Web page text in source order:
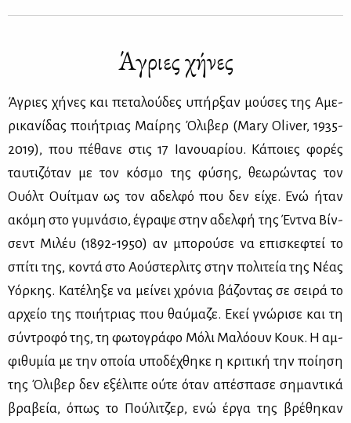
Άγριες χή­νες
Άγριες χή­νες και πε­τα­λού­δες υπήρ­ξαν μού­σες της Αμε­
ρι­κα­νί­δας ποι­ή­τριας Μαί­ρης Όλι­βερ (Mary Oliver, 1935-
2019), που πέ­θα­νε στις 17 Ια­νουα­ρί­ου. Κά­ποιες φο­ρές
ταυ­τι­ζό­ταν με τον κό­σμο της φύ­σης, θε­ω­ρώ­ντας τον
Ουόλτ Ουί­τμαν ως τον αδελ­φό που δεν εί­χε. Ενώ ήταν
ακό­μη στο γυ­μνά­σιο, έγρα­ψε στην αδελ­φή της Έντ­να Βίν­
σεντ Μι­λέυ (1892-1950) αν μπο­ρού­σε να επι­σκε­φτεί το
σπί­τι της, κο­ντά στο Αού­στερ­λιτς στην πο­λι­τεία της Νέ­ας
Υόρ­κης. Κα­τέ­λη­ξε να μεί­νει χρό­νια βά­ζο­ντας σε σει­ρά το
αρ­χείο της ποι­ή­τριας που θαύ­μα­ζε. Εκεί γνώ­ρι­σε και τη
σύ­ντρο­φό της, τη φω­το­γρά­φο Μό­λι Μα­λό­ουν Κουκ. Η αμ­
φι­θυ­μία με την οποία υπο­δέ­χθη­κε η κρι­τι­κή την ποί­η­ση
της Όλι­βερ δεν εξέ­λι­πε ού­τε όταν απέ­σπα­σε ση­μα­ντι­κά
βρα­βεία, όπως το Πού­λι­τζερ, ενώ έρ­γα της βρέ­θη­καν